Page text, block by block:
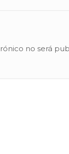
no será